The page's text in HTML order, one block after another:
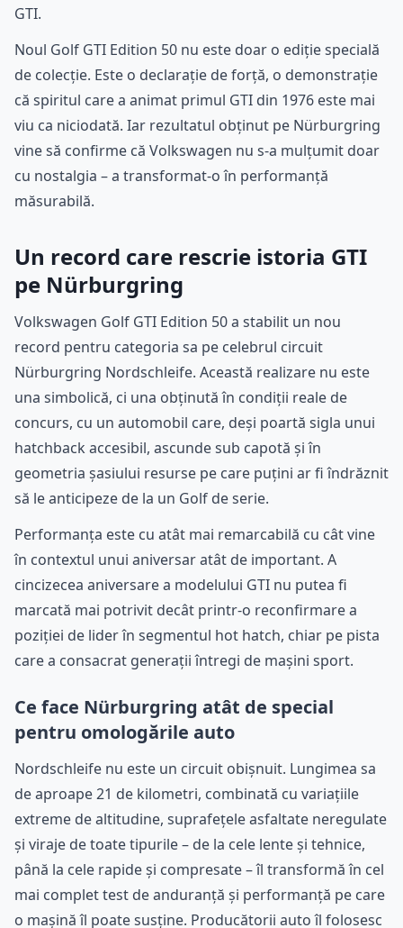
GTI.
Noul Golf GTI Edition 50 nu este doar o ediție specială
de colecție. Este o declarație de forță, o demonstrație
că spiritul care a animat primul GTI din 1976 este mai
viu ca niciodată. Iar rezultatul obținut pe Nürburgring
vine să confirme că Volkswagen nu s-a mulțumit doar
cu nostalgia – a transformat-o în performanță
măsurabilă.
Un record care rescrie istoria GTI
pe Nürburgring
Volkswagen Golf GTI Edition 50 a stabilit un nou
record pentru categoria sa pe celebrul circuit
Nürburgring Nordschleife. Această realizare nu este
una simbolică, ci una obținută în condiții reale de
concurs, cu un automobil care, deși poartă sigla unui
hatchback accesibil, ascunde sub capotă și în
geometria șasiului resurse pe care puțini ar fi îndrăznit
să le anticipeze de la un Golf de serie.
Performanța este cu atât mai remarcabilă cu cât vine
în contextul unui aniversar atât de important. A
cincizecea aniversare a modelului GTI nu putea fi
marcată mai potrivit decât printr-o reconfirmare a
poziției de lider în segmentul hot hatch, chiar pe pista
care a consacrat generații întregi de mașini sport.
Ce face Nürburgring atât de special
pentru omologările auto
Nordschleife nu este un circuit obișnuit. Lungimea sa
de aproape 21 de kilometri, combinată cu variațiile
extreme de altitudine, suprafețele asfaltate neregulate
și viraje de toate tipurile – de la cele lente și tehnice,
până la cele rapide și compresate – îl transformă în cel
mai complet test de anduranță și performanță pe care
o mașină îl poate susține. Producătorii auto îl folosesc